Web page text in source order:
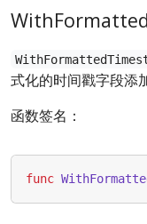
式化的时间戳字段添
函数签名：
func